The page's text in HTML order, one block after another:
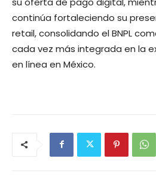
continúa fortaleciendo su
retail, consolidando el BNPL
cada vez más integrada en la
en línea en México.